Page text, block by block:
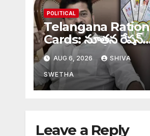
POLITICAL
Telangana Ration
Cards: నూతన రేషన్
కార్డుల పంపిణీకి
ముహూర్తం ఫిక్స్‌…
AUG 6, 2026 SHIVA
SWETHA
Leave a Reply